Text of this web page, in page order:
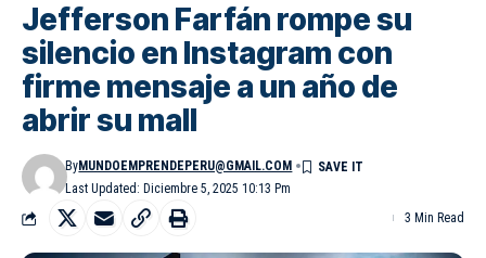
Jefferson Farfán rompe su
silencio en Instagram con
firme mensaje a un año de
abrir su mall
Last Updated: Diciembre 5, 2025 10:13 Pm
ByMUNDOEMPRENDEPERU@GMAIL.COM
3 Min Read